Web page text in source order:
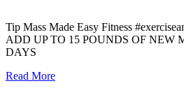
Tip Mass Made Easy Fitness
ADD UP TO 15 POUNDS OF NEW
DAYS
Read More